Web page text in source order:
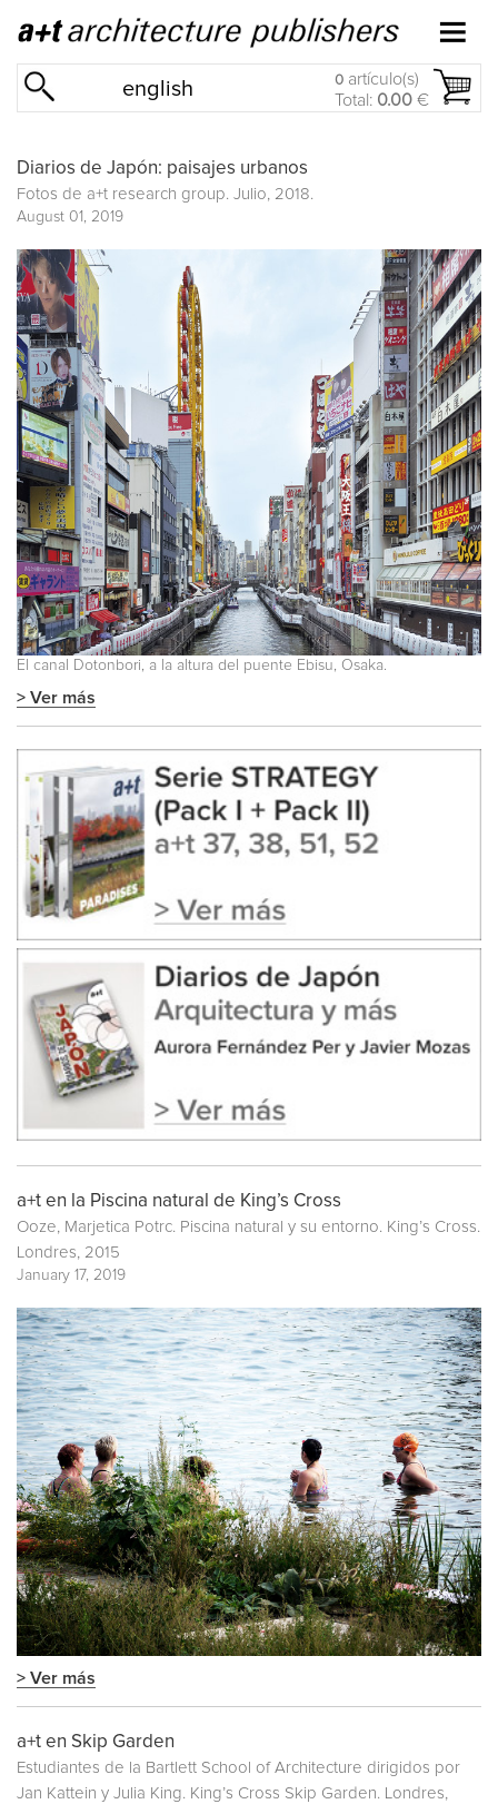
english 0 artículo(s)
Total: 0.00 €
Diarios de Japón: paisajes urbanos
Fotos de a+t research group. Julio, 2018.
August 01, 2019
El canal Dotonbori, a la altura del puente Ebisu, Osaka.
> Ver más
a+t en la Piscina natural de King’s Cross
Ooze, Marjetica Potrc. Piscina natural y su entorno. King’s Cross.
Londres, 2015
January 17, 2019
> Ver más
a+t en Skip Garden
Estudiantes de la Bartlett School of Architecture dirigidos por
Jan Kattein y Julia King. King’s Cross Skip Garden. Londres,